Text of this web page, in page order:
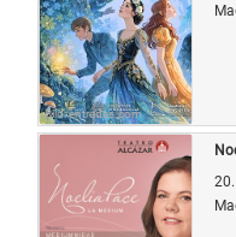
Bild: entradas.com